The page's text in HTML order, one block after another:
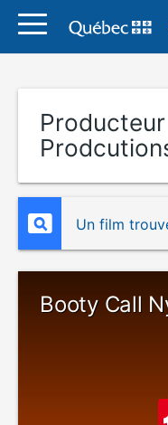
Un film
Booty Call